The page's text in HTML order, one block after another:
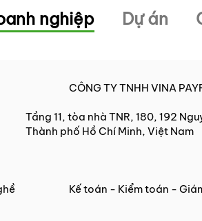
nghiệp Dự án
CÔNG TY TNHH VINA
Tầng 11, tòa nhà TNR, 180, 192
Thành phố Hồ Chí Minh, Việt Nam
Kế toán - Kiểm toán -